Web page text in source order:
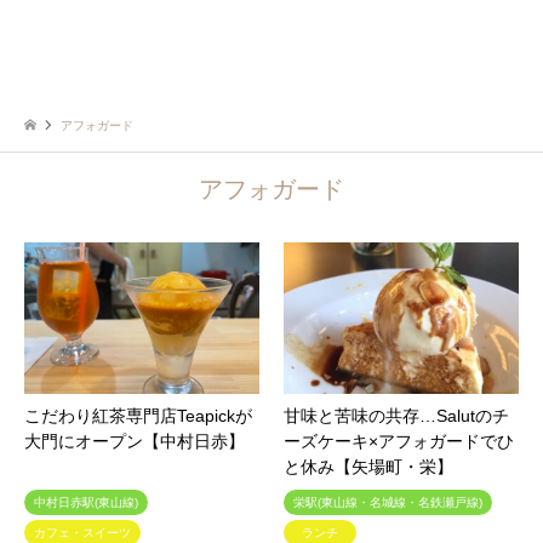
アフォガード
アフォガード
こだわり紅茶専門店Teapickが
大門にオープン【中村日赤】
中村日赤駅(東山線)
カフェ・スイーツ
甘味と苦味の共存…Salutのチ
ーズケーキ×アフォガードでひ
と休み【矢場町・栄】
栄駅(東山線・名城線・名鉄瀬戸線)
ランチ